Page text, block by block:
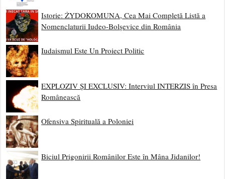
Istorie: ŻYDOKOMUNA, Cea Mai Completă Listă a
Nomenclaturii Iudeo-Bolșevice din România
Iudaismul Este Un Proiect Politic
EXPLOZIV ȘI EXCLUSIV: Interviul INTERZIS în Presa
Românească
Ofensiva Spirituală a Poloniei
Biciul Prigonirii Românilor Este în Mâna Jidanilor!